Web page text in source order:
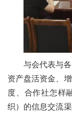
与会代表与
资产盘活资金、
度、合作社怎样
织）的信息交流